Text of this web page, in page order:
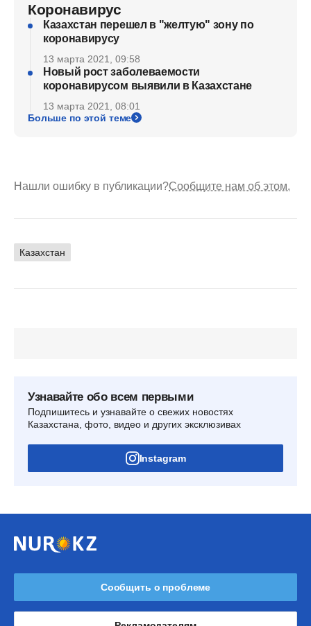
Коронавирус
Казахстан перешел в "желтую" зону по
коронавирусу
13 марта 2021, 09:58
Новый рост заболеваемости
коронавирусом выявили в Казахстане
13 марта 2021, 08:01
Больше по этой теме
Нашли ошибку в публикации?Сообщите нам об этом.
Казахстан
Узнавайте обо всем первыми
Подпишитесь и узнавайте о свежих новостях
Казахстана, фото, видео и других эксклюзивах
Instagram
Сообщить о проблеме